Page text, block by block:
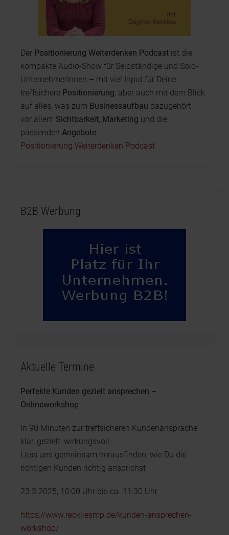
Der Positionierung Weiterdenken Podcast ist die
kompakte Audio-Show für Selbständige und Solo-
UnternehmerInnen – mit viel Input für Deine
treffsichere Positionierung , aber auch mit dem Blick
auf alles, was zum Businessaufbau dazugehört –
vor allem Sichtbarkeit Marketing und die
passenden Angebote
Positionierung Weiterdenken Podcast
B2B Werbung
Aktuelle Termine
Perfekte Kunden gezielt ansprechen –
Onlineworkshop
In 90 Minuten zur treffsicheren Kundenansprache –
klar, gezielt, wirkungsvoll
Lass uns gemeinsam herausfinden, wie Du die
richtigen Kunden richtig ansprichst
23.3.2025, 10:00 Uhr bis ca. 11:30 Uhr
https://www.reckliesmp.de/kunden-ansprechen-
workshop/